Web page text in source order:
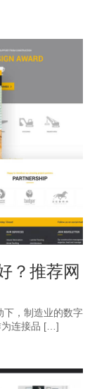
？推荐网
下，制造业的数字
为连接品 […]